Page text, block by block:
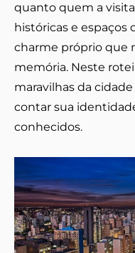
quanto quem a
históricas e espaços
charme próprio que
memória. Neste
maravilhas da
contar sua
conhecidos.